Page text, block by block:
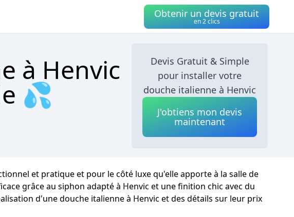
Obtenir un devis gratuit
en 2 clics
à Henvic
💦
Devis Gratuit & Simple
pour installer votre
douche italienne à Henvic
J'obtiens mon devis
maintenant
et pratique et pour le côté luxe qu'elle apporte à la salle de
grâce au siphon adapté à Henvic et une finition chic avec du
d'une douche italienne à Henvic et des détails sur leur prix